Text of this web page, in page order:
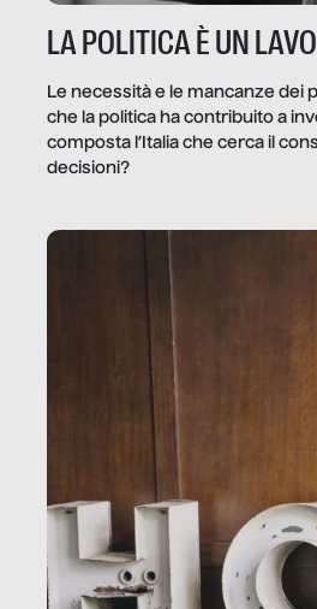
LA POLITICA È UN
Le necessità e le mancanze dei
che la politica ha contribuito a
composta l’Italia che cerca il
decisioni?